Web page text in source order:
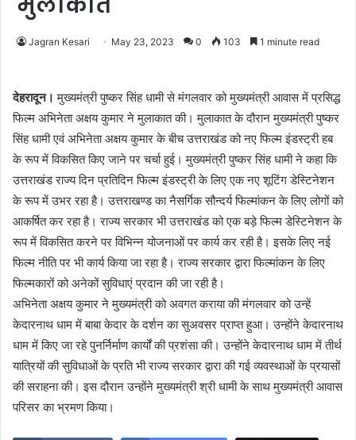
Jagran Kesari May 23, 2023 0 103 1 minute read
देहरादून। मुख्यमंत्री पुष्कर सिंह धामी से मंगलवार को मुख्यमंत्री आवास में प्रसिद्ध
फिल्म अभिनेता अक्षय कुमार ने मुलाकात की। मुलाकात के दौरान मुख्यमंत्री पुष्कर
सिंह धामी एवं अभिनेता अक्षय कुमार के बीच उत्तराखंड को नए फिल्म इंडस्ट्री हब
के रूप में विकसित किए जाने पर चर्चा हुई। मुख्यमंत्री पुष्कर सिंह धामी ने कहा कि
उत्तराखंड राज्य दिन प्रतिदिन फिल्म इंडस्ट्री के लिए एक नए शूटिंग डेस्टिनेशन
के रूप में उभर रहा है। उत्तराखण्ड का नैसर्गिक सौन्दर्य फिल्मांकन के लिए लोगों को
आकर्षित कर रहा है। राज्य सरकार भी उत्तराखंड को एक बड़े फिल्म डेस्टिनेशन के
रूप में विकसित करने पर विभिन्न योजनाओं पर कार्य कर रही है। इसके लिए नई
फिल्म नीति पर भी कार्य किया जा रहा है। राज्य सरकार द्वारा फिल्मांकन के लिए
फिल्मकारों को अनेकों सुविधाएं प्रदान की जा रही है।
अभिनेता अक्षय कुमार ने मुख्यमंत्री को अवगत कराया की मंगलवार को उन्हें
केदारनाथ धाम में बाबा केदार के दर्शन का सुअवसर प्राप्त हुआ। उन्होंने केदारनाथ
धाम में किए जा रहे पुनर्निर्माण कार्यों की प्रशंसा की। उन्होंने केदारनाथ धाम में तीर्थ
यात्रियों की सुविधाओं के प्रति भी राज्य सरकार द्वारा की गई व्यवस्थाओं के प्रयासों
की सराहना की। इस दौरान उन्होंने मुख्यमंत्री श्री धामी के साथ मुख्यमंत्री आवास
परिसर का भ्रमण किया।